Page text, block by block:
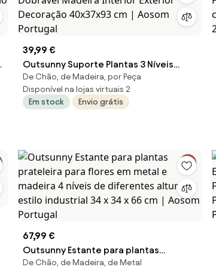
39,99 €
Outsunny Suporte Plantas 3 Níveis
Dobrável Madeira Interior Exterior
Decoração 40x37x93 cm | Aosom
Portugal
De Chão, de Madeira, por Peça
Disponível na lojas virtuais 2
Em stock
Envio grátis
67,99 €
Outsunny Estante para plantas
prateleira para flores em metal e
De Chão, de Madeira, de Metal